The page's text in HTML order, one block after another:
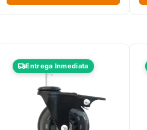
Entrega Inmediata